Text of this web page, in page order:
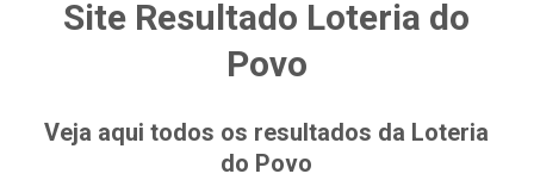
Site Resultado Loteria do
Povo
Veja aqui todos os resultados da Loteria
do Povo